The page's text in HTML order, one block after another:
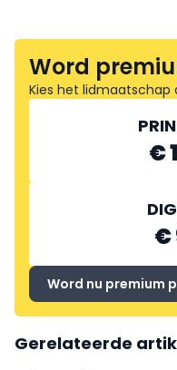
Word
Kies het lidmaatschap
€
€
Word nu premium
Gerelateerde